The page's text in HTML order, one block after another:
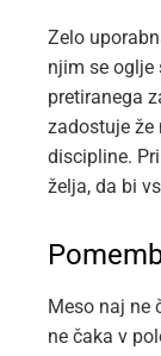
Zelo
njim se oglje
pretiranega
zadostuje že
discipline.
želja, da bi
Meso naj ne
ne čaka v